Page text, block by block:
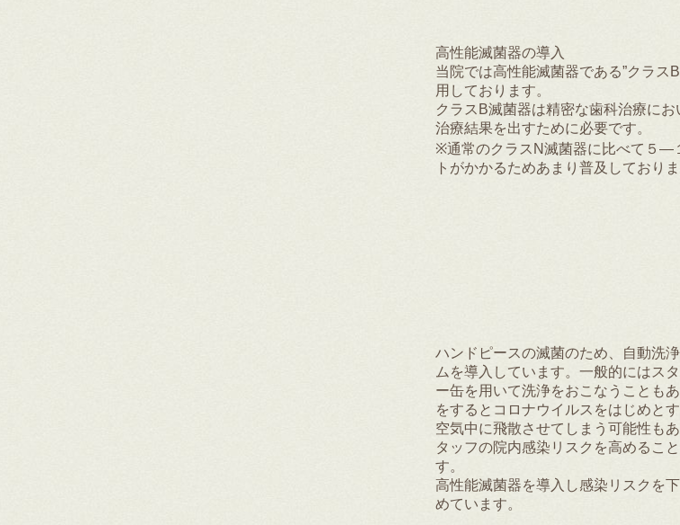
高性能滅菌器の導入
当院では高性能滅菌器である”クラス
用しております。
クラスB滅菌器は精密な歯科治療にお
治療結果を出すために必要です。
※通常のクラスN滅菌器に比べて５―
トがかかるためあまり普及しておりま
ハンドピースの滅菌のため、自動洗
ムを導入しています。一般的にはス
ー缶を用いて洗浄をおこなうことも
をするとコロナウイルスをはじめと
空気中に飛散させてしまう可能性も
タッフの院内感染リスクを高めるこ
す。
高性能滅菌器を導入し感染リスクを
めています。